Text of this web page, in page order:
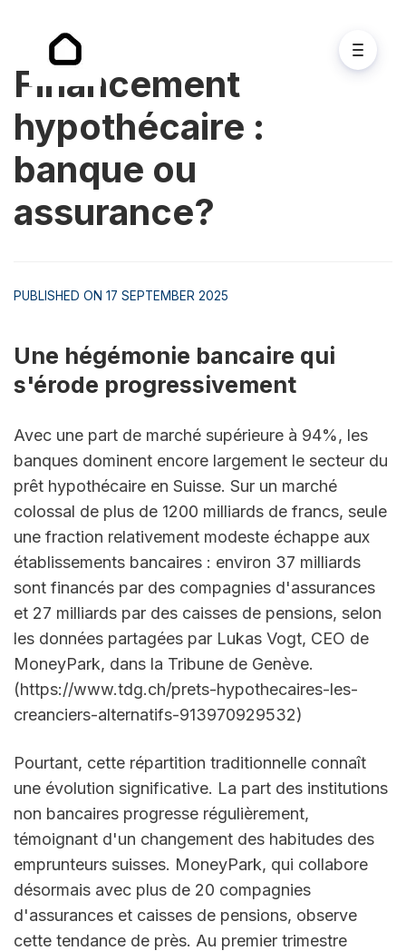
Financement
hypothécaire :
banque ou
assurance?
PUBLISHED ON 17 SEPTEMBER 2025
Une hégémonie bancaire qui
s'érode progressivement
Avec une part de marché supérieure à 94%, les
banques dominent encore largement le secteur du
prêt hypothécaire en Suisse. Sur un marché
colossal de plus de 1200 milliards de francs, seule
une fraction relativement modeste échappe aux
établissements bancaires : environ 37 milliards
sont financés par des compagnies d'assurances
et 27 milliards par des caisses de pensions, selon
les données partagées par Lukas Vogt, CEO de
MoneyPark, dans la Tribune de Genève.
(https://www.tdg.ch/prets-hypothecaires-les-
creanciers-alternatifs-913970929532)
Pourtant, cette répartition traditionnelle connaît
une évolution significative. La part des institutions
non bancaires progresse régulièrement,
témoignant d'un changement des habitudes des
emprunteurs suisses. MoneyPark, qui collabore
désormais avec plus de 20 compagnies
d'assurances et caisses de pensions, observe
cette tendance de près. Au premier trimestre